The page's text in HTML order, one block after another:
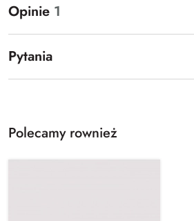
Opinie 1
Pytania
Polecamy rownież